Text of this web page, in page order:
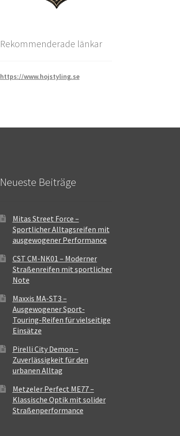
Rekommenderade länkar
https://www.hojstyling.se
Neueste Beiträge
Mitas Street Force –
Sportlicher Alltagsreifen mit
ausgewogener Performance
CST CM-NK01 – Moderner
Straßenreifen mit sportlicher
Note
Maxxis MA-ST3 –
Ausgewogener Sport-
Touring-Reifen für vielseitige
Einsätze
Pirelli City Demon –
Zuverlässigkeit für den
urbanen Alltag
Metzeler Perfect ME77 –
Klassische Optik mit solider
Straßenperformance